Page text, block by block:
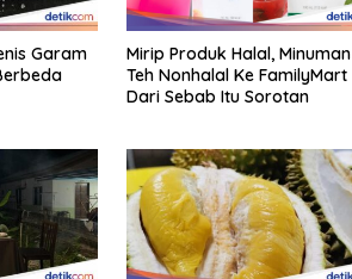
Garam
Mirip Produk Halal, Minuman
Teh Nonhalal Ke FamilyMart
Dari Sebab Itu Sorotan